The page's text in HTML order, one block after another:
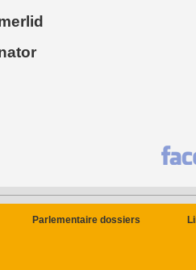
Parlementaire dossiers